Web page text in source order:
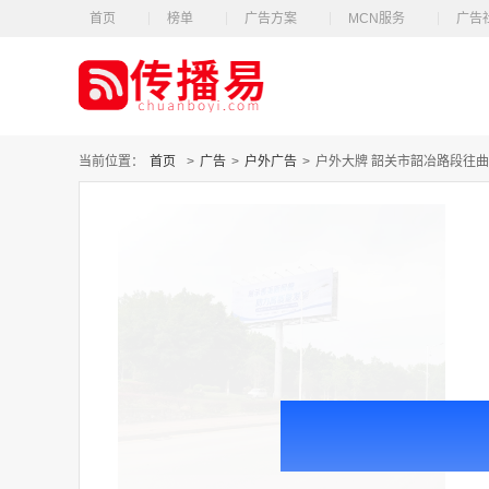
首页 榜单 广告方案 MCN服务 广告
当前位置： 首页 > 广告 > 户外广告 > 户外大牌 韶关市韶冶